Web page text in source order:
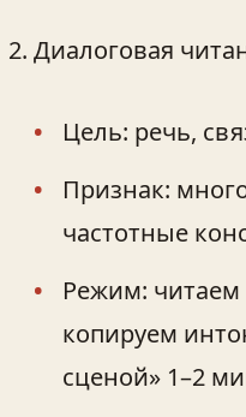
Диалоговая
Цель: речь,
Признак:
частотные
Режим: читаем
копируем
сценой» 1–2